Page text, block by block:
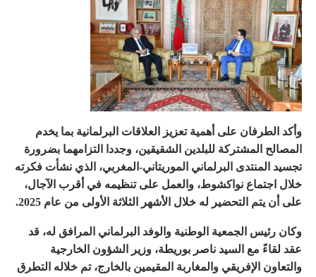
وأكد الطرفان على أهمية تعزيز العلاقات البرلمانية بما يخدم
المصالح المشتركة للبلدين الشقيقين، وجددا التزامهما بضرورة
تجسيد المنتدى البرلماني الموريتاني-المغربي، الذي نشأت فكرته
خلال اجتماع نواكشوط، والعمل على تنظيمه في أقرب الآجال،
على أن يتم التحضير له خلال الأشهر الثلاثة الأولى من عام 2025.
وكان رئيس الجمعية الوطنية والوفد البرلماني المرافق له، قد
عقد لقاءً مع السيد ناصر بوريطة، وزير الشؤون الخارجية
والتعاون الإفريقي والمغاربة المقيمين بالخارج، تم خلاله التطرق